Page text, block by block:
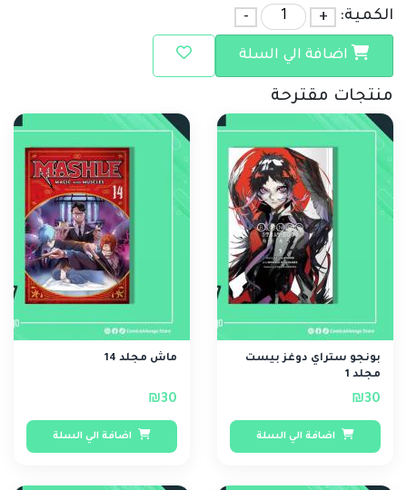
الكمية: +
-
اضافة الي السلة
منتجات مقترحة
بونجو ستراي دوغز بيست
مجلد 1
₪30
اضافة الي السلة
ماش مجلد 14
₪30
اضافة الي السلة